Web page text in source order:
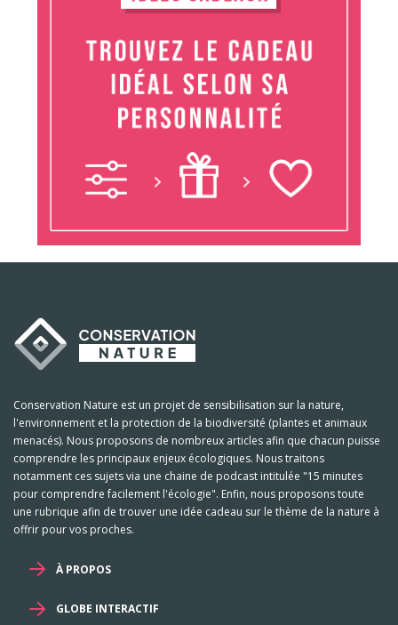
Conservation Nature est un projet de sensibilisation sur la nature,
l'environnement et la protection de la biodiversité (plantes et animaux
menacés). Nous proposons de nombreux articles afin que chacun puisse
comprendre les principaux enjeux écologiques. Nous traitons
notamment ces sujets via une chaine de podcast intitulée "15 minutes
pour comprendre facilement l'écologie". Enfin, nous proposons toute
une rubrique afin de trouver une idée cadeau sur le thème de la nature à
offrir pour vos proches.
À PROPOS
GLOBE INTERACTIF